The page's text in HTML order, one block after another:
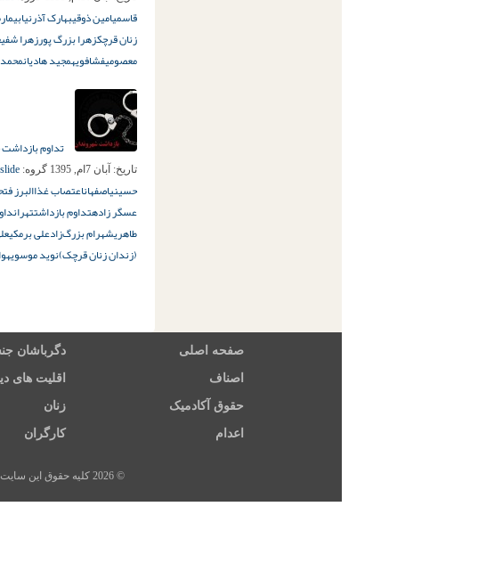
قاسمیامین ذوقیبهارک آذرنیا
زنان قرچکزهرا بزرگ‌ پورزهرا
معصومیفشافویهمجید هادیان
تداوم
تاریخ: آبان 7ام, 1395 گروه: slide
حسینیاصفهاناعتصاب غذاالبرز
عسگر زادهتداوم بازداشتتهران
طاهریشهرام بزرگ‌زادعلی برمکی
(زندان زنان قرچک)نوید موسوی
صفحه اصلی دگرباشان
اصناف اقلیت های
حقوق آکادمیک زنان
اعدام کارگران
© 2026 کلیه حقوق این سایت متعلق به خبرگزاری هرانا، ارگان خبری مجموعه فعالان حقوق بشر در ایران است